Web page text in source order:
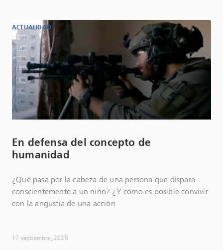
ACTUALIDAD
En defensa del concepto de
humanidad
¿Qué pasa por la cabeza de una persona que dispara
conscientemente a un niño? ¿Y cómo es posible convivir
con la angustia de una acción
17 septiembre, 2025